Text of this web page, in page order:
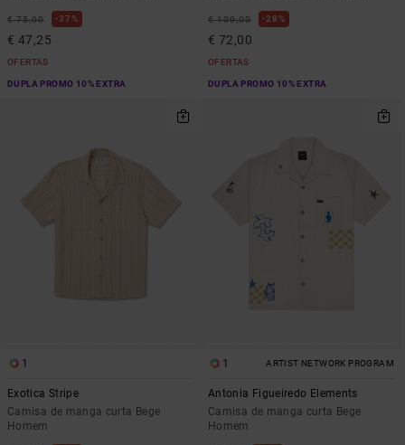
€ 75,00 37%
€ 47,25
OFERTAS
DUPLA PROMO 10% EXTRA
€ 100,00 28%
€ 72,00
OFERTAS
DUPLA PROMO 10% EXTRA
1
Exotica Stripe
Camisa de manga curta Bege
Homem
1 ARTIST NETWORK PROGRAM
Antonia Figueiredo Elements
Camisa de manga curta Bege
Homem